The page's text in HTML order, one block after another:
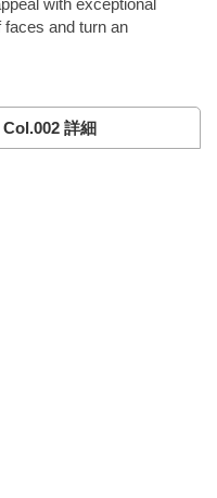
faces and turn an
詳細